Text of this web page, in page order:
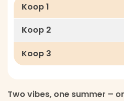
Koop 1
Koop 2
Koop 3
Two vibes, one summer –